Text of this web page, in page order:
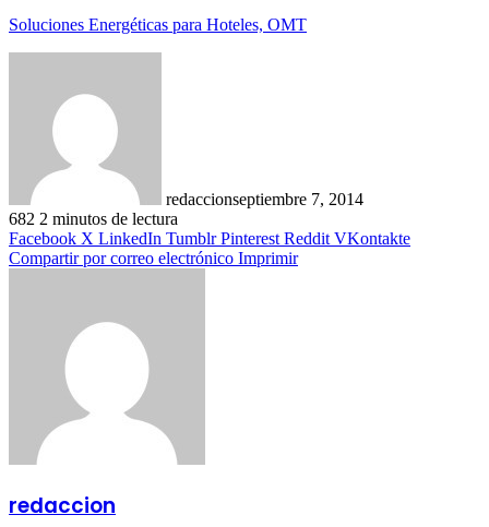
Soluciones Energéticas para Hoteles, OMT
redaccionseptiembre 7, 2014
682 2 minutos de lectura
Facebook X LinkedIn Tumblr Pinterest Reddit VKontakte
Compartir por correo electrónico Imprimir
redaccion